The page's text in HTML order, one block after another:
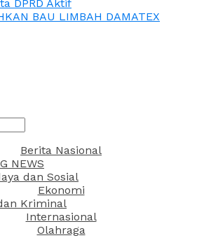
DPRD Aktif
BAU LIMBAH DAMATEX
Berita Nasional
NEWS
dan Sosial
Ekonomi
Kriminal
Internasional
Olahraga